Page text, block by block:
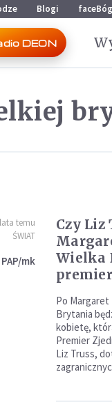
Blogi faceBóg
DEON
temu
ŚWIAT
PAP/mk
Czy Liz
Wielka
premier
Po Margaret
Brytania
kobietę,
Premier
Liz Truss,